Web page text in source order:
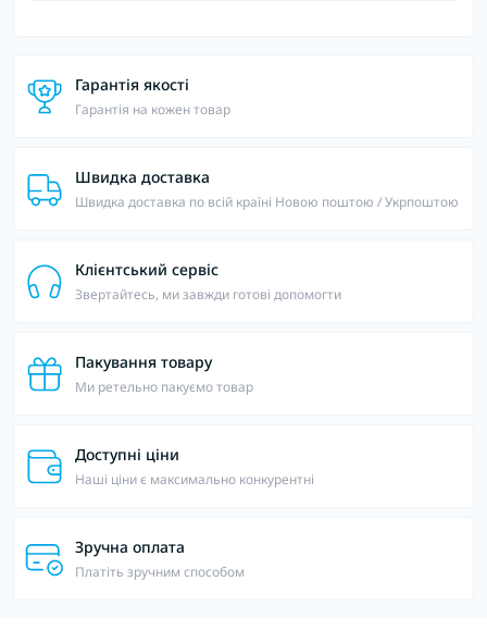
Гарантія якості
Гарантія на кожен товар
Швидка доставка
Швидка доставка по всій країні Новою поштою / Укрпоштою
Клієнтський сервіс
Звертайтесь, ми завжди готові допомогти
Пакування товару
Ми ретельно пакуємо товар
Доступні ціни
Наші ціни є максимально конкурентні
Зручна оплата
Платіть зручним способом